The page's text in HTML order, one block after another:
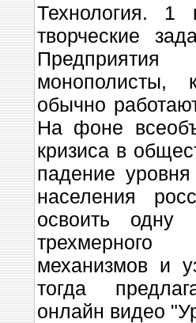
Технология. 1
творческие
монополисты,
обычно
На фоне
кризиса в
падение
населения
освоить
механизмов и
тогда
онлайн видео